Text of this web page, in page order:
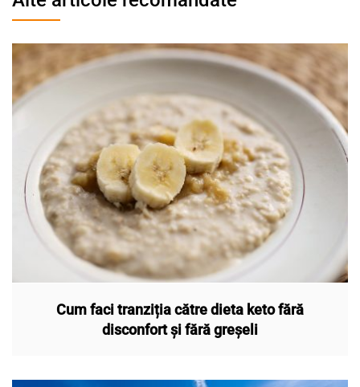
Cum faci tranziția către dieta keto fără
disconfort și fără greșeli